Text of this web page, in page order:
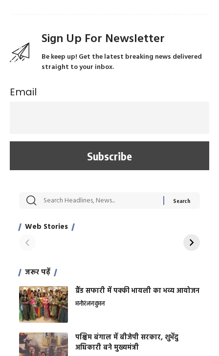
Sign Up For Newsletter
Be keep up! Get the latest breaking news delivered
straight to your inbox.
Email
Web Stories
सट्टेबाजी में अरेस्ट हुए
साहिल खान
रोज एक कच्चे लहसुन
जरूर पढ़ें
ग्रैंड सफारी में पक्की भायली का भव्य आयोजन
मनोरंजनवुमन
पश्चिम बंगाल में बीजेपी सरकार, शुभेंदु
अधिकारी बने मुख्यमंत्री